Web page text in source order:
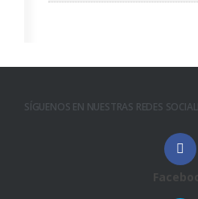
SÍGUENOS EN NUESTRAS REDES